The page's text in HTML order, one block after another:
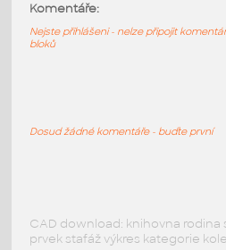
Dynamický blok
Komentáře:
Nejste přihlášeni - nelze připojit
bloků
Dosud žádné komentáře - buďte první
CAD download: knihovna
prvek stafáž výkres kategorie